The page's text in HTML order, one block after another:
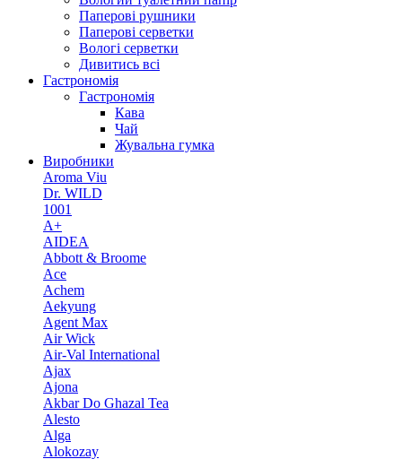
Паперові рушники
Паперові серветки
Вологі серветки
Дивитись всі
Гастрономія
Гастрономія
Кава
Чай
Жувальна гумка
Виробники
Aroma Viu
Dr. WILD
1001
A+
AIDEA
Abbott & Broome
Ace
Achem
Aekyung
Agent Max
Air Wick
Air-Val International
Ajax
Ajona
Akbar Do Ghazal Tea
Alesto
Alga
Alokozay